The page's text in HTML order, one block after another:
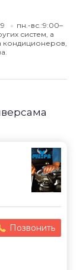
пн.-вс.:9:00–
систем, а
кондиционеров,
Позвонить